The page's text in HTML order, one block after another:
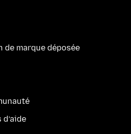
de marque déposée